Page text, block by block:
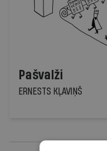
Pašvalži
ERNESTS KĻAVIŅŠ